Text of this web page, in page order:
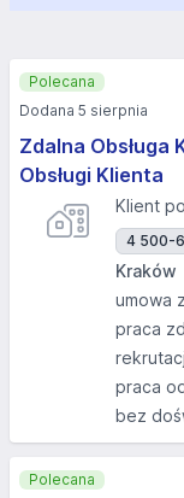
Zdalna Obsługa
Obsługi Klienta
Klient
4 500-
Kraków
umowa
praca
praca
bez
Polecana
Dodana 5 sierpnia
Polecana